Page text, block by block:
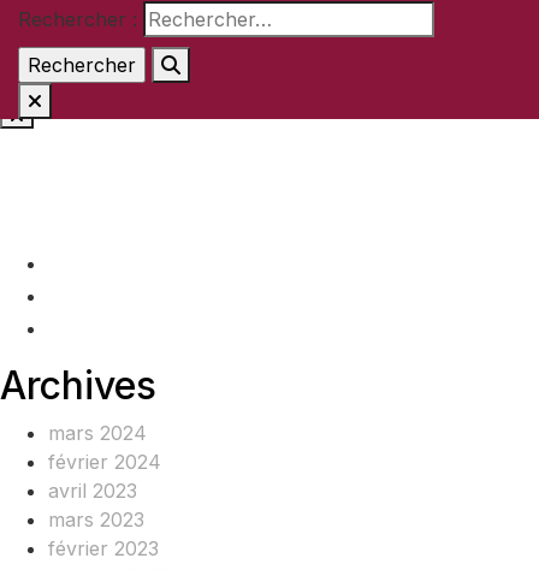
Aller au contenu
Rechercher :
Archives
mars 2024
février 2024
avril 2023
mars 2023
février 2023